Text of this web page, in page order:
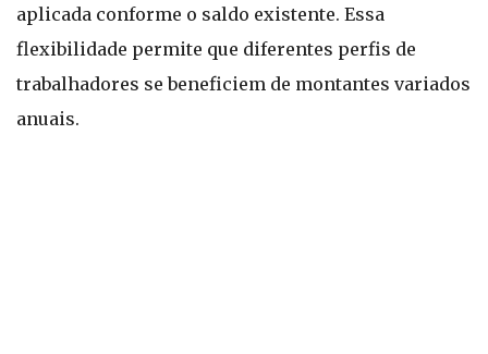
aplicada conforme o saldo existente. Essa
flexibilidade permite que diferentes perfis de
trabalhadores se beneficiem de montantes variados
anuais.